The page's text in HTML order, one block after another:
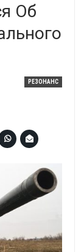
Об
РЕЗОНАНС